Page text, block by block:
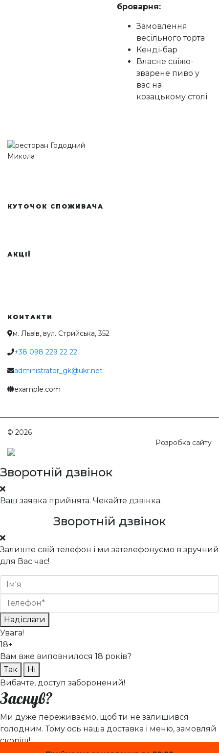
броварня:
Замовлення
весільного торта
Кенді-бар
Власне свіжо-
зварене пиво у
вас на
козацькому столі
КУТОЧОК СПОЖИВАЧА
АКЦІЇ
КОНТАКТИ
м. Львів, вул. Стрийська, 352
+38 098 229 22 22
administrator_gk@ukr.net
example.com
© 2026
Розробка сайту
Зворотній дзвінок
Ваш заявка прийнята. Чекайте дзвінка.
Зворотній дзвінок
Залиште свій телефон і ми зателефонуємо в зручний
для Вас час!
Надіслати
Увага!
18+
Вам вже виповнилося 18 років?
Так
Ні
Вибачте, доступ заборонений!
Заснув?
Ми дуже переживаємо, щоб ти не залишився
голодним. Тому ось наша доставка і меню, замовляй
скоріш!